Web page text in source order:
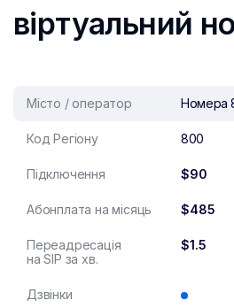
віртуальний
Місто / оператор Номера
Код Регіону 800
Підключення $90
Абонплата на місяць $485
Переадресація
на SIP за хв.
$1.5
Дзвінки